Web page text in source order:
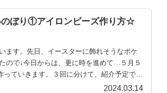
のぼり①アイロンビーズ作り方☆
ます。先日、イースターに飾れそうなポケ
ので↓今日からは、更に時を進めて…５月５
ていきます。３回に分けて、紹介予定です
2024.03.14